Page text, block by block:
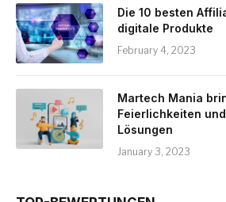
Die 10 besten
digitale Produkte
February 4, 2023
Martech Mania
Feierlichkeiten
Lösungen
January 3, 2023